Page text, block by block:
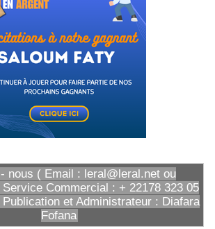
nous ( Email : leral@leral.net ou
Commercial : + 22178 323 05
et Administrateur : Diafara
Fofana